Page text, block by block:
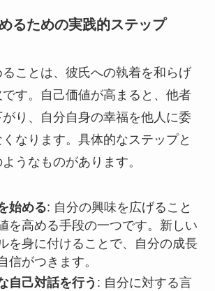
るための実践的ステップ
ことは、彼氏への執着を和らげ
す。自己価値が高まると、他者
り、自分自身の幸福を他人に委
なります。具体的なステップと
うなものがあります。
始める: 自分の興味を広げること
を高める手段の一つです。新しい
を身に付けることで、自分の成長
信がつきます。
自己対話を行う : 自分に対する言